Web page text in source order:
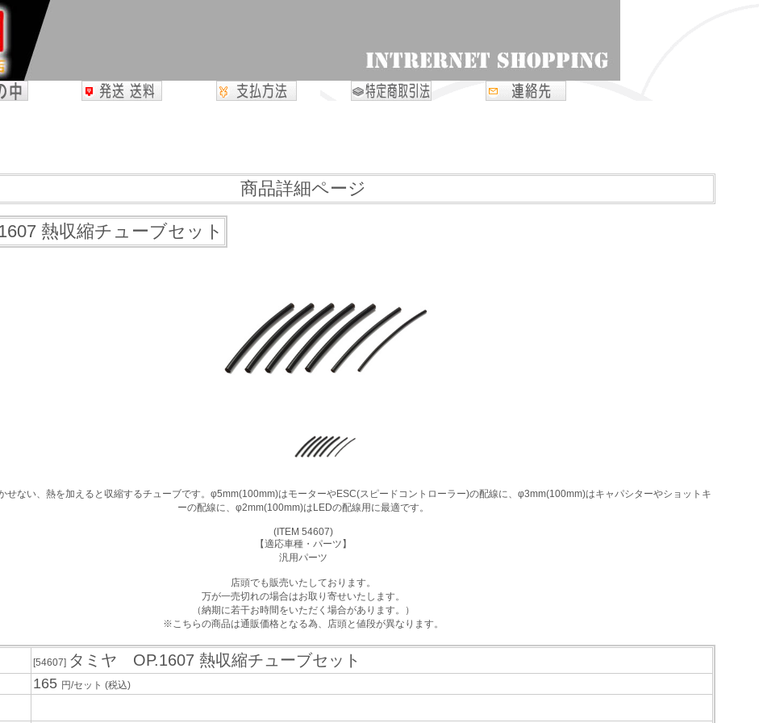
商品詳細ページ
熱収縮チューブセット
せない、熱を加えると収縮するチューブです。φ5mm(100mm)はモーターやESC(スピードコントローラー)の配線に、φ3mm(100mm)はキャパシターやショットキ
ーの配線に、φ2mm(100mm)はLEDの配線用に最適です。
(ITEM 54607)
【適応車種・パーツ】
汎用パーツ
店頭でも販売いたしております。
万が一売切れの場合はお取り寄せいたします。
（納期に若干お時間をいただく場合があります。）
※こちらの商品は通販価格となる為、店頭と値段が異なります。
[54607] タミヤ OP.1607 熱収縮チューブセット
165 円/セット (税込)